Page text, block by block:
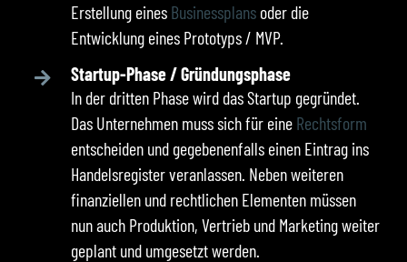
Erstellung eines Businessplansoder die
Entwicklung eines Prototyps / MVP.
Startup-Phase / Gründungsphase
In der dritten Phase wird das Startup gegründet.
Das Unternehmen muss sich für eine Rechtsform
entscheiden und gegebenenfalls einen Eintrag ins
Handelsregister veranlassen. Neben weiteren
finanziellen und rechtlichen Elementen müssen
nun auch Produktion, Vertrieb und Marketing weiter
geplant und umgesetzt werden.